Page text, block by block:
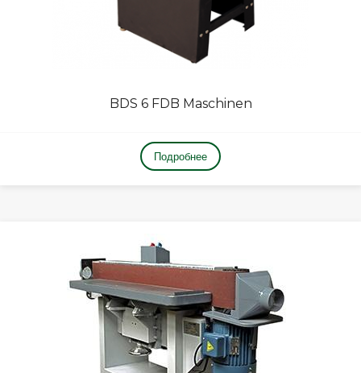
BDS 6 FDB Maschinen
Подробнее